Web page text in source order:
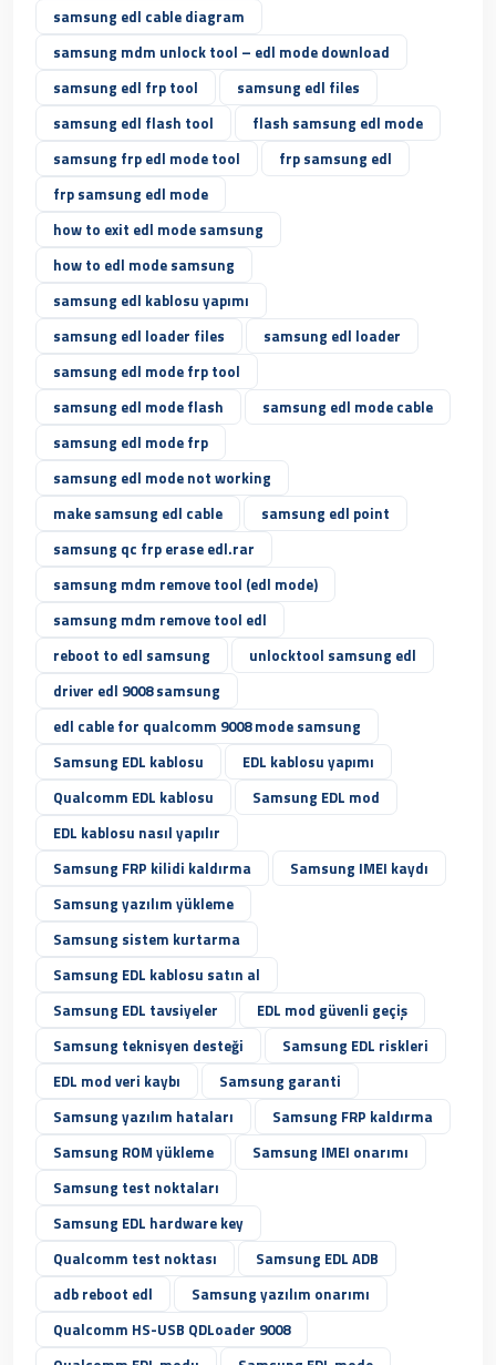
samsung edl cable diagram
samsung mdm unlock tool – edl mode download
samsung edl frp tool
samsung edl files
samsung edl flash tool
flash samsung edl mode
samsung frp edl mode tool
frp samsung edl
frp samsung edl mode
how to exit edl mode samsung
how to edl mode samsung
samsung edl kablosu yapımı
samsung edl loader files
samsung edl loader
samsung edl mode frp tool
samsung edl mode flash
samsung edl mode cable
samsung edl mode frp
samsung edl mode not working
make samsung edl cable
samsung edl point
samsung qc frp erase edl.rar
samsung mdm remove tool (edl mode)
samsung mdm remove tool edl
reboot to edl samsung
unlocktool samsung edl
driver edl 9008 samsung
edl cable for qualcomm 9008 mode samsung
Samsung EDL kablosu
EDL kablosu yapımı
Qualcomm EDL kablosu
Samsung EDL mod
EDL kablosu nasıl yapılır
Samsung FRP kilidi kaldırma
Samsung IMEI kaydı
Samsung yazılım yükleme
Samsung sistem kurtarma
Samsung EDL kablosu satın al
Samsung EDL tavsiyeler
EDL mod güvenli geçiş
Samsung teknisyen desteği
Samsung EDL riskleri
EDL mod veri kaybı
Samsung garanti
Samsung yazılım hataları
Samsung FRP kaldırma
Samsung ROM yükleme
Samsung IMEI onarımı
Samsung test noktaları
Samsung EDL hardware key
Qualcomm test noktası
Samsung EDL ADB
adb reboot edl
Samsung yazılım onarımı
Qualcomm HS-USB QDLoader 9008